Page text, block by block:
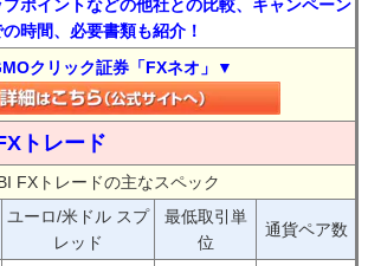
ポイントなどの他社との比較、キャンペーン
時間、必要書類も紹介！
クリック証券「FXネオ」▼
トレード
FXトレードの主なスペック
ユーロ/米ドル スプ
レッド
最低取引単
位
通貨ペア数